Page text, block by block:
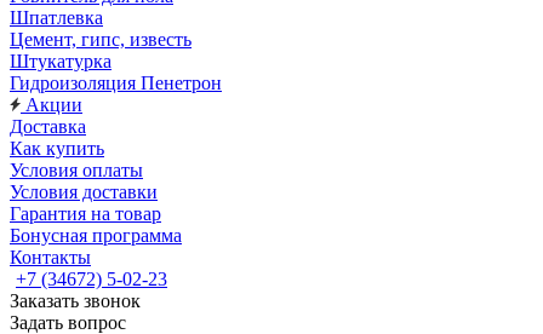
Шпатлевка
Цемент, гипс, известь
Штукатурка
Гидроизоляция Пенетрон
Акции
Доставка
Как купить
Условия оплаты
Условия доставки
Гарантия на товар
Бонусная программа
Контакты
+7 (34672) 5-02-23
Заказать звонок
Задать вопрос